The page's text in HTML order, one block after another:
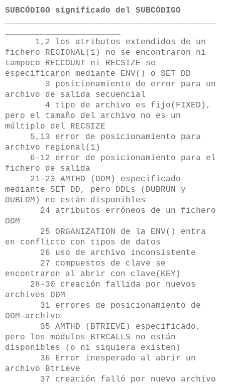
SUBCÓDIGO significado del SUBCÓDIGO
1,2 los atributos extendidos de un
fichero REGIONAL(1) no se encontraron ni
tampoco RECCOUNT ni RECSIZE se
especificaron mediante ENV() o SET DD
3 posicionamiento de error para un
archivo de salida secuencial
4 tipo de archivo es fijo(FIXED),
pero el tamaño del archivo no es un
múltiplo del RECSIZE
5,13 error de posicionamiento para
archivo regional(1)
6-12 error de posicionamiento para el
fichero de salida
21-23 AMTHD (DDM) especificado
mediante SET DD, pero DDLs (DUBRUN y
DUBLDM) no están disponibles
24 atributos erróneos de un fichero
DDM
25 ORGANIZATION de la ENV() entra
en conflicto con tipos de datos
26 uso de archivo inconsistente
27 compuestos de clave se
encontraron al abrir con clave(KEY)
28-30 creación fallida por nuevos
archivos DDM
31 errores de posicionamiento de
DDM-archivo
35 AMTHD (BTRIEVE) especificado,
pero los módulos BTRCALLS no están
disponibles (o ni siquiera existen)
36 Error inesperado al abrir un
archivo Btrieve
37 creación falló por nuevo archivo